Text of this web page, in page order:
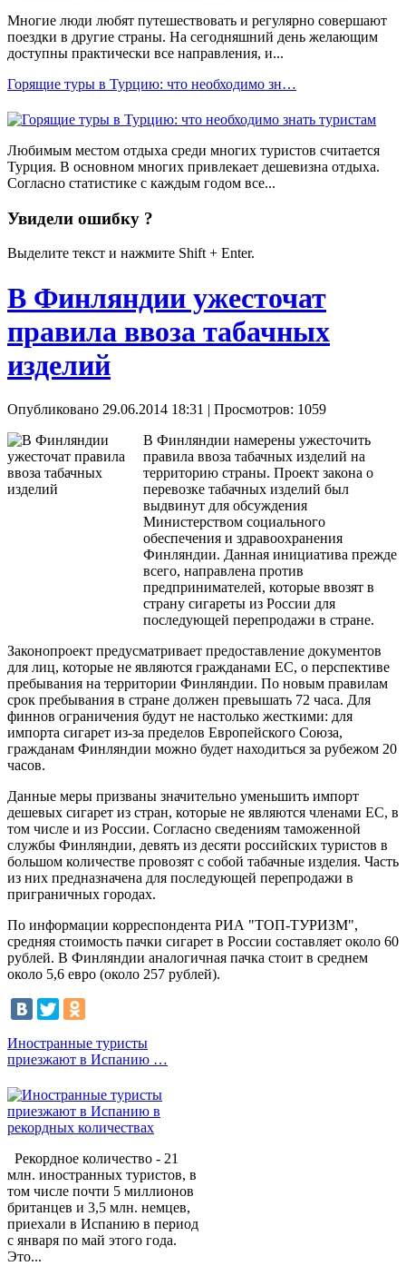
Многие люди любят путешествовать и регулярно совершают
поездки в другие страны. На сегодняшний день желающим
доступны практически все направления, и...
Горящие туры в Турцию: что необходимо зн…
Любимым местом отдыха среди многих туристов считается
Турция. В основном многих привлекает дешевизна отдыха.
Согласно статистике с каждым годом все...
Увидели ошибку ?
Выделите текст и нажмите Shift + Enter.
В Финляндии ужесточат
правила ввоза табачных
изделий
Опубликовано 29.06.2014 18:31 | Просмотров: 1059
В Финляндии намерены ужесточить
правила ввоза табачных изделий на
территорию страны. Проект закона о
перевозке табачных изделий был
выдвинут для обсуждения
Министерством социального
обеспечения и здравоохранения
Финляндии. Данная инициатива прежде
всего, направлена против
предпринимателей, которые ввозят в
страну сигареты из России для
последующей перепродажи в стране.
Законопроект предусматривает предоставление документов
для лиц, которые не являются гражданами ЕС, о перспективе
пребывания на территории Финляндии. По новым правилам
срок пребывания в стране должен превышать 72 часа. Для
финнов ограничения будут не настолько жесткими: для
импорта сигарет из-за пределов Европейского Союза,
гражданам Финляндии можно будет находиться за рубежом 20
часов.
Данные меры призваны значительно уменьшить импорт
дешевых сигарет из стран, которые не являются членами ЕС, в
том числе и из России. Согласно сведениям таможенной
службы Финляндии, девять из десяти российских туристов в
большом количестве провозят с собой табачные изделия. Часть
из них предназначена для последующей перепродажи в
приграничных городах.
По информации корреспондента РИА "ТОП-ТУРИЗМ",
средняя стоимость пачки сигарет в России составляет около 60
рублей. В Финляндии аналогичная пачка стоит в среднем
около 5,6 евро (около 257 рублей).
Иностранные туристы
приезжают в Испанию …
Рекордное количество - 21
млн. иностранных туристов, в
том числе почти 5 миллионов
британцев и 3,5 млн. немцев,
приехали в Испанию в период
с января по май этого года.
Это...